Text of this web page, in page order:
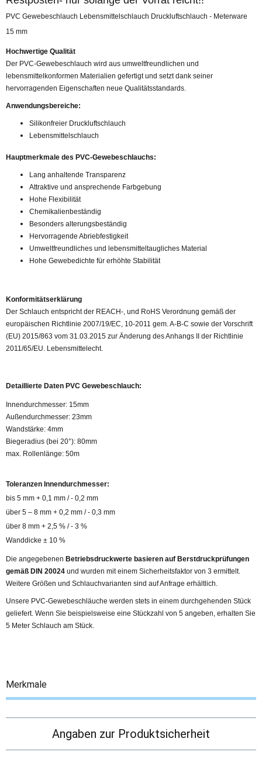
PVC Gewebeschlauch Lebensmittelschlauch Druckluftschlauch - Meterware
15 mm
Hochwertige Qualität
Der PVC-Gewebeschlauch wird aus umweltfreundlichen und
lebensmittelkonformen Materialien gefertigt und setzt dank seiner
hervorragenden Eigenschaften neue Qualitätsstandards.
Anwendungsbereiche:
Silikonfreier Druckluftschlauch
Lebensmittelschlauch
Hauptmerkmale des PVC-Gewebeschlauchs:
Lang anhaltende Transparenz
Attraktive und ansprechende Farbgebung
Hohe Flexibilität
Chemikalienbeständig
Besonders alterungsbeständig
Hervorragende Abriebfestigkeit
Umweltfreundliches und lebensmitteltaugliches Material
Hohe Gewebedichte für erhöhte Stabilität
Konformitätserklärung
Der Schlauch entspricht der REACH-, und RoHS Verordnung gemäß der
europäischen Richtlinie 2007/19/EC, 10-2011 gem. A-B-C sowie der Vorschrift
(EU) 2015/863 vom 31.03.2015 zur Änderung des Anhangs II der Richtlinie
2011/65/EU. Lebensmittelecht.
Detaillierte Daten PVC Gewebeschlauch:
Innendurchmesser: 15mm
Außendurchmesser: 23mm
Wandstärke: 4mm
Biegeradius (bei 20°): 80mm
max. Rollenlänge: 50m
Toleranzen Innendurchmesser:
bis 5 mm + 0,1 mm / - 0,2 mm
über 5 – 8 mm + 0,2 mm / - 0,3 mm
über 8 mm + 2,5 % / - 3 %
Wanddicke ± 10 %
Die angegebenen Betriebsdruckwerte basieren auf Berstdruckprüfungen
gemäß DIN 20024 und wurden mit einem Sicherheitsfaktor von 3 ermittelt.
Weitere Größen und Schlauchvarianten sind auf Anfrage erhältlich.
Unsere PVC-Gewebeschläuche werden stets in einem durchgehenden Stück
geliefert. Wenn Sie beispielsweise eine Stückzahl von 5 angeben, erhalten Sie
5 Meter Schlauch am Stück.
Merkmale
Angaben zur Produktsicherheit